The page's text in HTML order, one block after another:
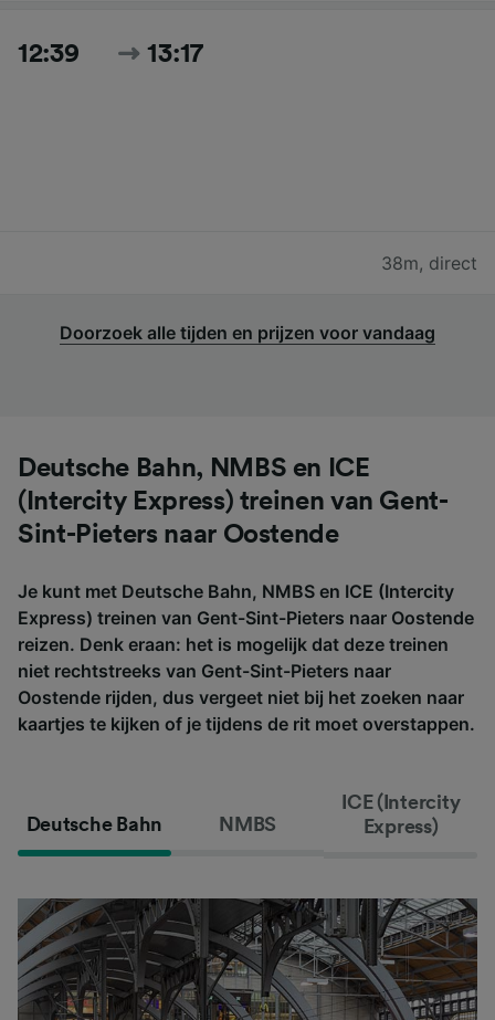
12:39 13:17
38m, direct
Doorzoek alle tijden en prijzen voor vandaag
Deutsche Bahn, NMBS en ICE
(Intercity Express) treinen van Gent-
Sint-Pieters naar Oostende
Je kunt met Deutsche Bahn, NMBS en ICE (Intercity
Express) treinen van Gent-Sint-Pieters naar Oostende
reizen. Denk eraan: het is mogelijk dat deze treinen
niet rechtstreeks van Gent-Sint-Pieters naar
Oostende rijden, dus vergeet niet bij het zoeken naar
kaartjes te kijken of je tijdens de rit moet overstappen.
Deutsche Bahn NMBS
ICE (Intercity
Express)